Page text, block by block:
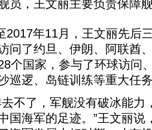
，王文丽主要负责保障
年11月，王文丽先后
问了约旦、伊朗、阿联酋
个国家，参与了环球访问
巡逻、岛链训练等重大任
了，军舰没有破冰能力
国海军的足迹。”王文丽说